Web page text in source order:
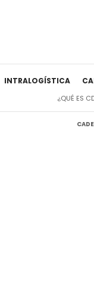
INTRALOGÍSTICA
¿QUÉ ES